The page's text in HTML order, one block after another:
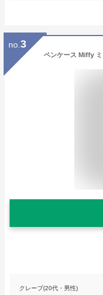
no. 3
クレープ(20代・男性)